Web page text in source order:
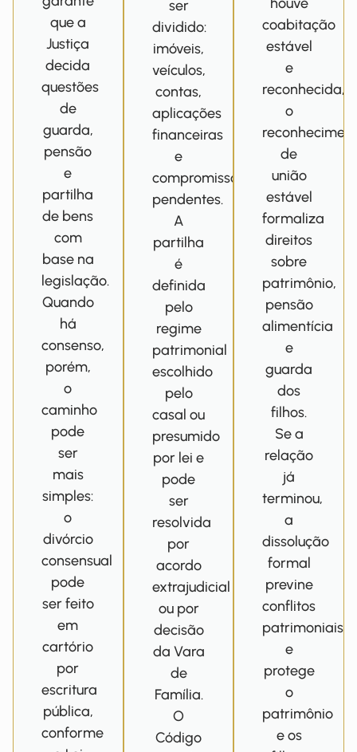
que a
Justiça
decida
questões
de
guarda,
pensão
e
partilha
de bens
com
base na
legislação.
Quando
há
consenso,
porém,
o
caminho
pode
ser
mais
simples:
o
divórcio
consensual
pode
ser feito
em
cartório
por
escritura
pública,
conforme
ser
dividido:
imóveis,
veículos,
contas,
aplicações
financeiras
e
compromissos
pendentes.
A
partilha
é
definida
pelo
regime
patrimonial
escolhido
pelo
casal ou
presumido
por lei e
pode
ser
resolvida
por
acordo
extrajudicial
ou por
decisão
da Vara
de
Família.
O
Código
coabitação
estável
e
reconhecida,
o
de
união
estável
formaliza
direitos
sobre
patrimônio,
pensão
alimentícia
e
guarda
dos
filhos.
Se a
relação
já
terminou,
a
dissolução
formal
previne
conflitos
patrimoniais
e
protege
o
patrimônio
e os